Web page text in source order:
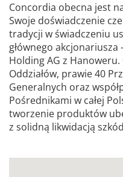
Concordia obecna jest
Swoje doświadczenie
tradycji w świadczeniu
głównego
Holding AG z
Oddziałów, prawie 40
Generalnych oraz
Pośrednikami w całej
tworzenie produktów
z solidną likwidacją